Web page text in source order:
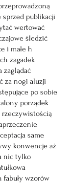
sprzed publikacji
wertować
śledzić
i małe h
zagadek
za nogi aluzji
po sobie
porządek
same
konwencje aż
nic tylko
fabuły wzorów